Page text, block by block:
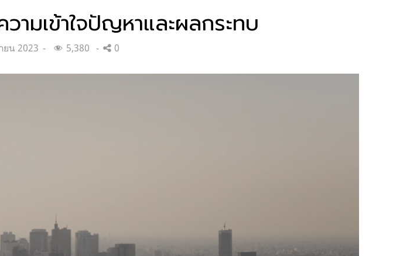
ามเข้าใจปัญหาและผลกระทบ
ยน 2023 5,380 0